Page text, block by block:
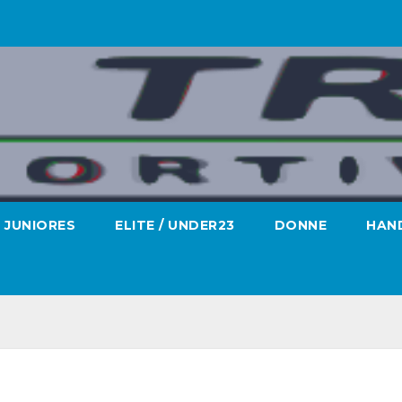
JUNIORES ELITE / UNDER23 DONNE